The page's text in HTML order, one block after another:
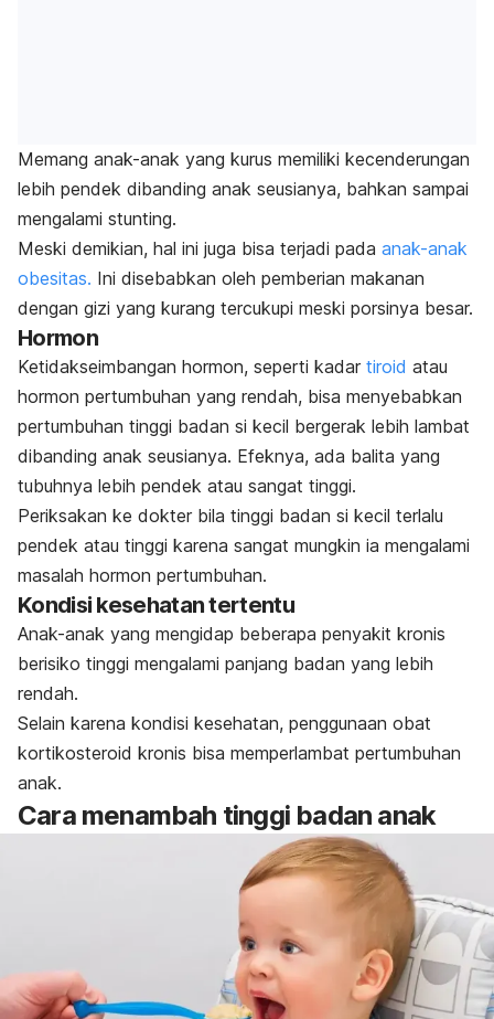
Memang anak-anak yang kurus memiliki kecenderungan
lebih pendek dibanding anak seusianya, bahkan sampai
mengalami stunting.
Meski demikian, hal ini juga bisa terjadi pada anak-anak
obesitas. Ini disebabkan oleh pemberian makanan
dengan gizi yang kurang tercukupi meski porsinya besar.
Hormon
Ketidakseimbangan hormon, seperti kadar tiroid atau
hormon pertumbuhan yang rendah, bisa menyebabkan
pertumbuhan tinggi badan si kecil bergerak lebih lambat
dibanding anak seusianya. Efeknya, ada balita yang
tubuhnya lebih pendek atau sangat tinggi.
Periksakan ke dokter bila tinggi badan si kecil terlalu
pendek atau tinggi karena sangat mungkin ia mengalami
masalah hormon pertumbuhan.
Kondisi kesehatan tertentu
Anak-anak yang mengidap beberapa penyakit kronis
berisiko tinggi mengalami panjang badan yang lebih
rendah.
Selain karena kondisi kesehatan, penggunaan obat
kortikosteroid kronis bisa memperlambat pertumbuhan
anak.
Cara menambah tinggi badan anak